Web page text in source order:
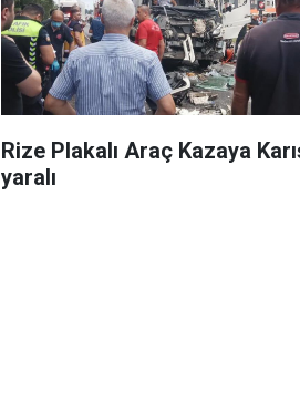
Rize Plakalı Araç Kazaya
yaralı